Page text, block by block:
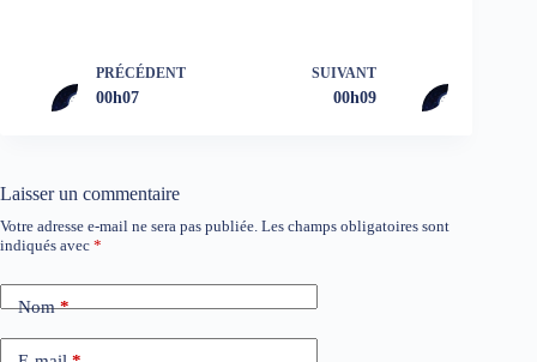
PRÉCÉDENT
00h07
SUIVANT
00h09
Laisser un commentaire
Votre adresse e-mail ne sera pas publiée. Les champs obligatoires sont
indiqués avec *
Nom*